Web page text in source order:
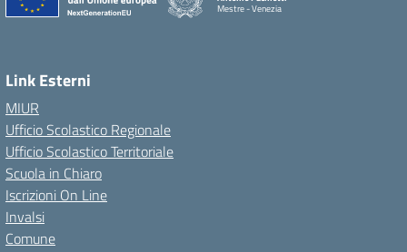
Mestre - Venezia
Link Esterni
MIUR
Ufficio Scolastico Regionale
Ufficio Scolastico Territoriale
Scuola in Chiaro
Iscrizioni On Line
Invalsi
Comune